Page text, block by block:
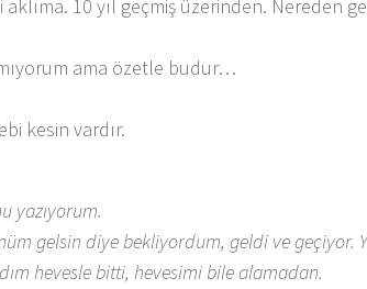
10 yıl geçmiş üzerinden. Nereden
ama özetle budur…
kesin vardır.
yazıyorum.
gelsin diye bekliyordum, geldi ve geçiyor.
hevesle bitti, hevesimi bile alamadan.